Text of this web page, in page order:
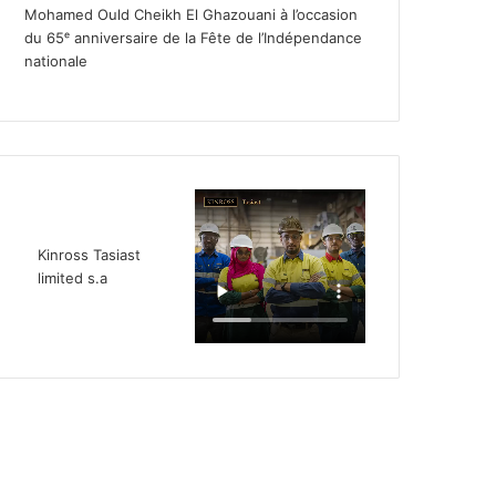
Mohamed Ould Cheikh El Ghazouani à l’occasion
du 65ᵉ anniversaire de la Fête de l’Indépendance
nationale
Kinross Tasiast
limited s.a